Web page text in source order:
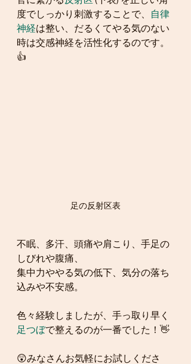
度でしっかり刺激することで、
自律
神経は整い、だるくてやる気のない
時は交感神経を活性化するのです。
👍
足の反射区表
不眠、多汗、頭痛や肩こり、手足の
しびれや腹痛、
集中力ややる気の低下、気分の落ち
込みや不安感。
色々経験しましたが、手っ取り早く
足つぼで整えるのが一番でした！👋
😲みなさんお気軽にお試しくださ